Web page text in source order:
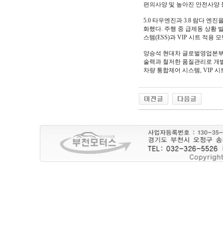
편의사양 및 높아진 안전사양
5.0 타우엔진과 3.8 람다 엔진
화했다. 주행 중 급제동 상황
스템(ESS)과 VIP 시트 적용
양승석 현대차 글로벌영업본
술력과 철저한 품질관리로 개
차량 통합제어 시스템, VIP 시